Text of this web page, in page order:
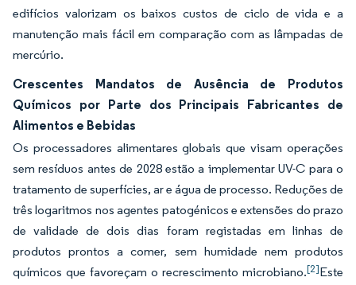
edifícios valorizam os baixos custos de ciclo de vida e a
manutenção mais fácil em comparação com as lâmpadas de
mercúrio.
Crescentes Mandatos de Ausência de Produtos
Químicos por Parte dos Principais Fabricantes de
Alimentos e Bebidas
Os processadores alimentares globais que visam operações
sem resíduos antes de 2028 estão a implementar UV-C para o
tratamento de superfícies, ar e água de processo. Reduções de
três logaritmos nos agentes patogénicos e extensões do prazo
de validade de dois dias foram registadas em linhas de
produtos prontos a comer, sem humidade nem produtos
químicos que favoreçam o recrescimento microbiano.[2]Este